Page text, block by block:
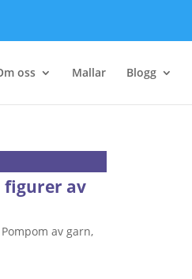
oss Mallar Blogg
figurer av
Pompom av garn,